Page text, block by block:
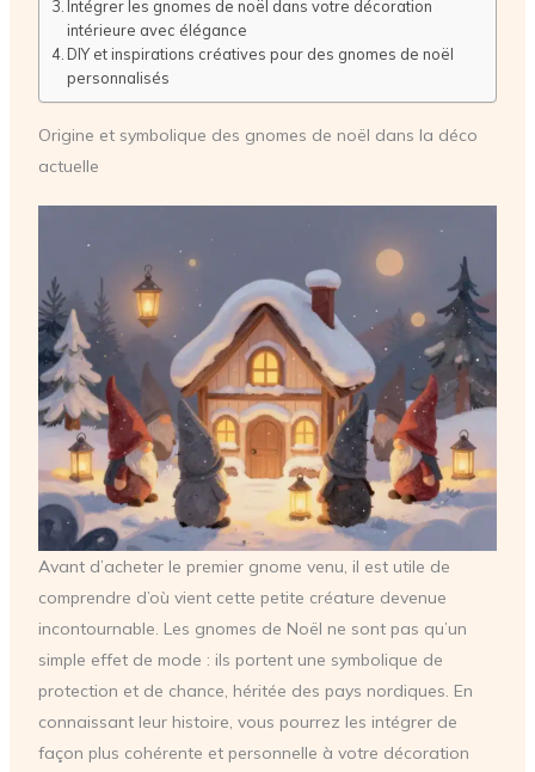
Intégrer les gnomes de noël dans votre décoration
intérieure avec élégance
DIY et inspirations créatives pour des gnomes de noël
personnalisés
Origine et symbolique des gnomes de noël dans la déco
actuelle
Avant d’acheter le premier gnome venu, il est utile de
comprendre d’où vient cette petite créature devenue
incontournable. Les gnomes de Noël ne sont pas qu’un
simple effet de mode : ils portent une symbolique de
protection et de chance, héritée des pays nordiques. En
connaissant leur histoire, vous pourrez les intégrer de
façon plus cohérente et personnelle à votre décoration